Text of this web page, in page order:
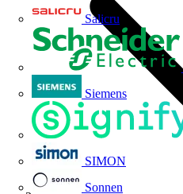
Salicru
Siemens
SIMON
Sonnen